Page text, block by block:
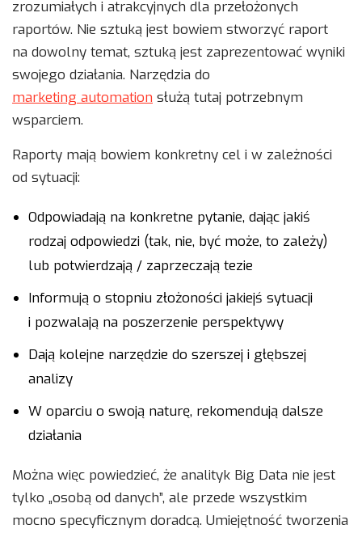
zrozumiałych i atrakcyjnych dla przełożonych
raportów. Nie sztuką jest bowiem stworzyć raport
na dowolny temat, sztuką jest zaprezentować wyniki
swojego działania. Narzędzia do
marketing automation służą tutaj potrzebnym
wsparciem.
Raporty mają bowiem konkretny cel i w zależności
od sytuacji:
Odpowiadają na konkretne pytanie, dając jakiś
rodzaj odpowiedzi (tak, nie, być może, to zależy)
lub potwierdzają / zaprzeczają tezie
Informują o stopniu złożoności jakiejś sytuacji
i pozwalają na poszerzenie perspektywy
Dają kolejne narzędzie do szerszej i głębszej
analizy
W oparciu o swoją naturę, rekomendują dalsze
działania
Można więc powiedzieć, że analityk Big Data nie jest
tylko „osobą od danych”, ale przede wszystkim
mocno specyficznym doradcą. Umiejętność tworzenia